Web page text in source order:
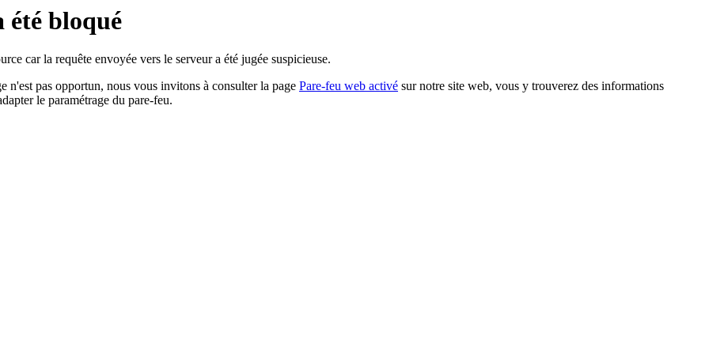
été bloqué
car la requête envoyée vers le serveur a été jugée suspicieuse.
n'est pas opportun, nous vous invitons à consulter la page Pare-feu web activé sur notre site web, vous y trouverez des informations
le paramétrage du pare-feu.